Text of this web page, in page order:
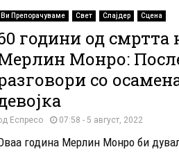
Ви Препорачуваме Свет Слајдер Сцена
години од смртта
Монро:
со
Еспресо 07:58 - 5 август, 2022
година Мерлин Монро би